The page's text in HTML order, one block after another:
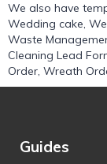
We also have
Wedding cake,
Waste
Cleaning Lead
Order, Wreath
Guides